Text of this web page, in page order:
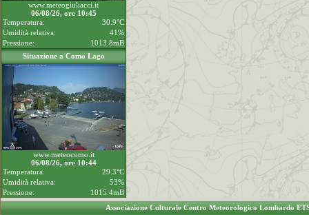
www.meteogiuliacci.it
06/08/26, ore 10:45
Temperatura:
30.9°C
Umidità relativa:
41%
Pressione:
1013.8mB
Situazione a Como Lago
www.meteocomo.it
06/08/26, ore 10:44
Temperatura:
29.3°C
Umidità relativa:
53%
Pressione:
1015.4mB
Associazione Culturale Centro Meteorologico Lombardo